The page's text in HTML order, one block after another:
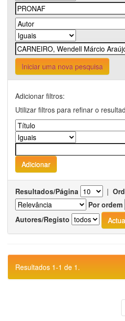
Iniciar uma nova pesquisa
Adicionar filtros:
Utilizar filtros para refinar o
Resultados/Página |
Por ordem
Autores/Registo
Resultados 1-1 de 1.